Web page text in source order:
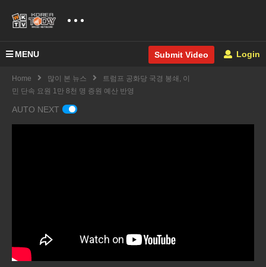
MENU Submit Video Login
Home 많이 본 뉴스
트럼프 공화당 국경 봉쇄, 이
민 단속 요원 1만 8천 명 증원 예산 반영
AUTO NEXT